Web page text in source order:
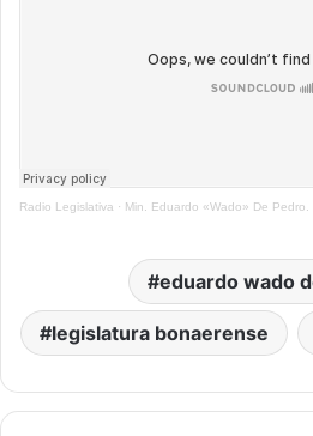
Radio Legislativa · Min. Eduardo «Wado» De Pedro.
eduardo wado
legislatura bonaerense